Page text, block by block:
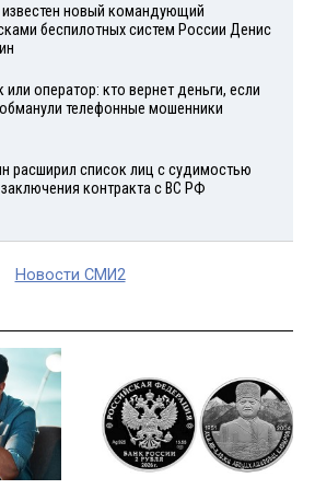
новый командующий
беспилотных систем России Денис
или оператор: кто вернет деньги, если
телефонные мошенники
расширил список лиц с судимостью
контракта с ВС РФ
Новости СМИ2